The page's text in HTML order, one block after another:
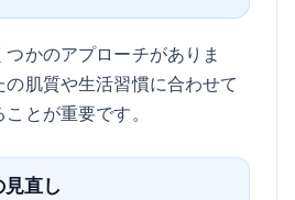
かのアプローチがありま
肌質や生活習慣に合わせて
とが重要です。
直し